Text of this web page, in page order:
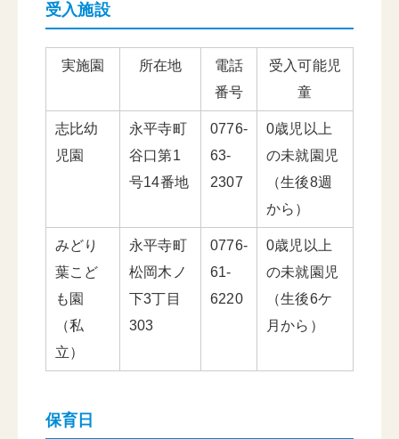
受入施設
実施園 所在地
電話
番号
受入可能児
童
志比幼
児園
永平寺町
谷口第1
号14番地
0776-
63-
2307
0歳児以上
の未就園児
（生後8週
から）
みどり
葉こど
も園
（私
立）
永平寺町
松岡木ノ
下3丁目
303
0776-
61-
6220
0歳児以上
の未就園児
（生後6ケ
月から）
保育日